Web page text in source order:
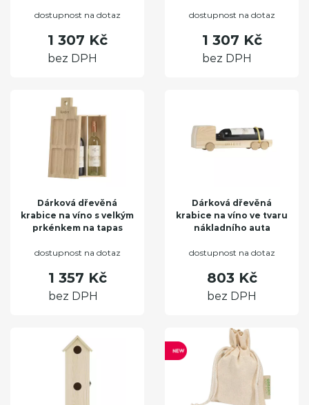
dostupnost na dotaz
1 307 Kč
bez DPH
dostupnost na dotaz
1 307 Kč
bez DPH
Dárková dřevěná
krabice na víno s velkým
prkénkem na tapas
dostupnost na dotaz
1 357 Kč
bez DPH
Dárková dřevěná
krabice na víno ve tvaru
nákladního auta
dostupnost na dotaz
803 Kč
bez DPH